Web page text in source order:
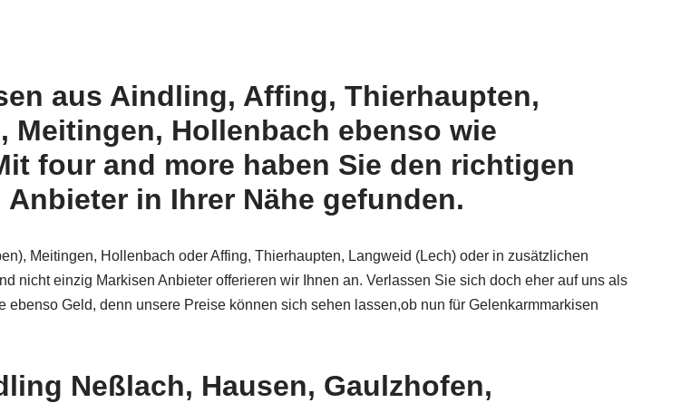
aus Aindling, Affing, Thierhaupten,
Meitingen, Hollenbach ebenso wie
four and more haben Sie den richtigen
in Ihrer Nähe gefunden.
Meitingen, Hollenbach oder Affing, Thierhaupten, Langweid (Lech) oder in zusätzlichen
nicht einzig Markisen Anbieter offerieren wir Ihnen an. Verlassen Sie sich doch eher auf uns als
Geld, denn unsere Preise können sich sehen lassen,ob nun für Gelenkarmmarkisen
Neßlach, Hausen, Gaulzhofen,